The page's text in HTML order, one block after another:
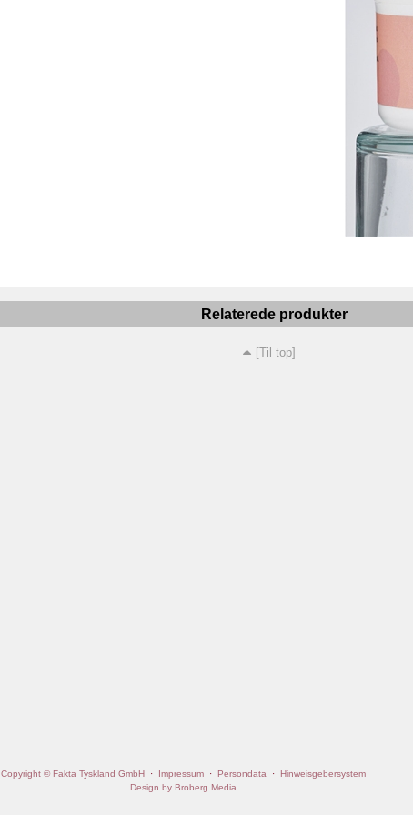
Relaterede produkter
[Til top]
Copyright © Fakta Tyskland GmbH· Impressum· Persondata · Hinweisgebersystem
Design by Broberg Media